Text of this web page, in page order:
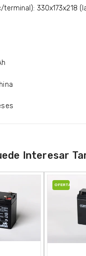
terminal): 330x173x218
Interesar
OFERTA